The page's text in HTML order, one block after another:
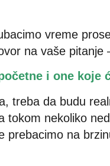
vreme
na vaše pitanje
i one koje
treba da budu
tokom nekoliko
prebacimo na